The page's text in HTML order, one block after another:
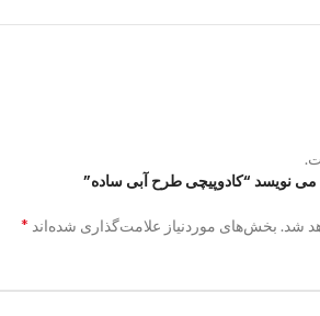
نویسد “کادوپیچی طرح آبی ساده”
شد. بخش‌های موردنیاز علامت‌گذاری شده‌اند *